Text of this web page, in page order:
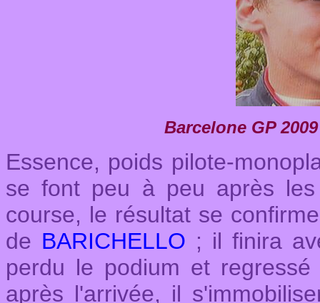
Barcelone GP
Essence, poids pilote-
se font peu à peu après
course, le résultat se
de BARICHELLO ; il finira
perdu le podium et
après l'arrivée, il